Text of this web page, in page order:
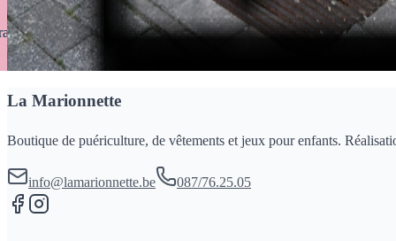
gratuit en magasin sous 2 à 4 jours
La Marionnette
Boutique de puériculture, de vêtements et jeux pour enfants.
info@lamarionnette.be 087/76.25.05